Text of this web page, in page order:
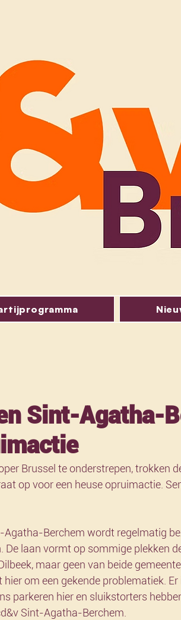
Sint-Agatha-
Brussel te onderstrepen, trokken
op voor een heuse opruimactie.
Agatha-Berchem wordt regelmatig
De laan vormt op sommige plekken
maar geen van beide
hier om een gekende problematiek.
parkeren hier en sluikstorters
Sint-Agatha-Berchem.